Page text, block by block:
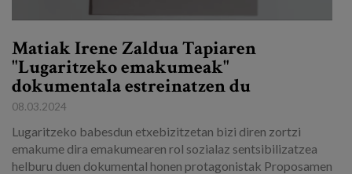
Matiak Irene Zaldua Tapiaren
"Lugaritzeko emakumeak"
dokumentala estreinatzen du
08.03.2024
Lugaritzeko babesdun etxebizitzetan bizi diren zortzi
emakume dira emakumearen rol sozialaz sentsibilizatzea
helburu duen dokumental honen protagonistak Proposamen